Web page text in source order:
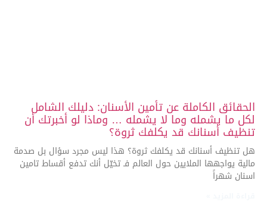
الحقائق الكاملة عن تأمين الأسنان: دليلك الشامل
لكل ما يشمله وما لا يشمله … وماذا لو أخبرتك أن
تنظيف أسنانك قد يكلفك ثروة؟
هل تنظيف أسنانك قد يكلفك ثروة؟ هذا ليس مجرد سؤال بل صدمة
مالية يواجهها الملايين حول العالم فـ تخيّل أنك تدفع أقساط تامين
اسنان شهراً